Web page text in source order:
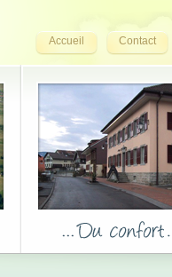
Accueil Contact